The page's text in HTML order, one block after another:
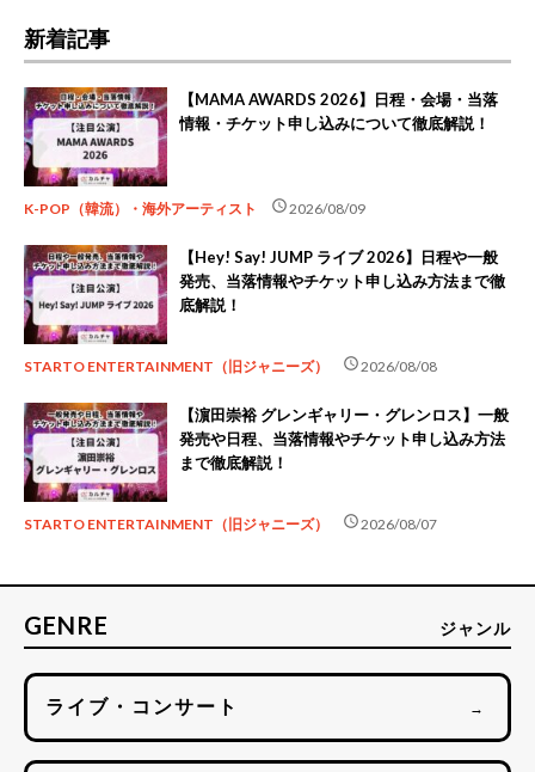
新着記事
【MAMA AWARDS 2026】日程・会場・当落
情報・チケット申し込みについて徹底解説！
K-POP（韓流）・海外アーティスト schedule2026/08/09
【Hey! Say! JUMP ライブ 2026】日程や一般
発売、当落情報やチケット申し込み方法まで徹
底解説！
STARTO ENTERTAINMENT（旧ジャニーズ） schedule2026/08/08
【濵田崇裕 グレンギャリー・グレンロス】一般
発売や日程、当落情報やチケット申し込み方法
まで徹底解説！
STARTO ENTERTAINMENT（旧ジャニーズ） schedule2026/08/07
GENRE ジャンル
ライブ・コンサート →